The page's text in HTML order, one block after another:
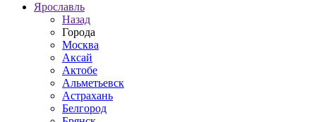
Ярославль
Назад
Города
Москва
Аксай
Актобе
Альметьевск
Астрахань
Белгород